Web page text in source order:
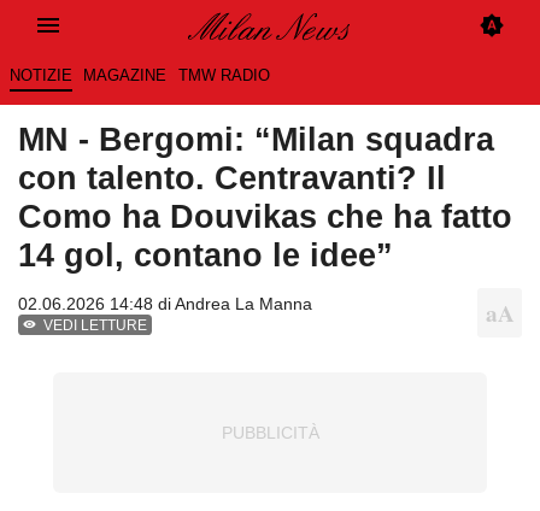
NOTIZIE MAGAZINE TMW RADIO
MN - Bergomi: “Milan squadra
con talento. Centravanti? Il
Como ha Douvikas che ha fatto
14 gol, contano le idee”
02.06.2026 14:48 diAndrea La Manna
VEDI LETTURE